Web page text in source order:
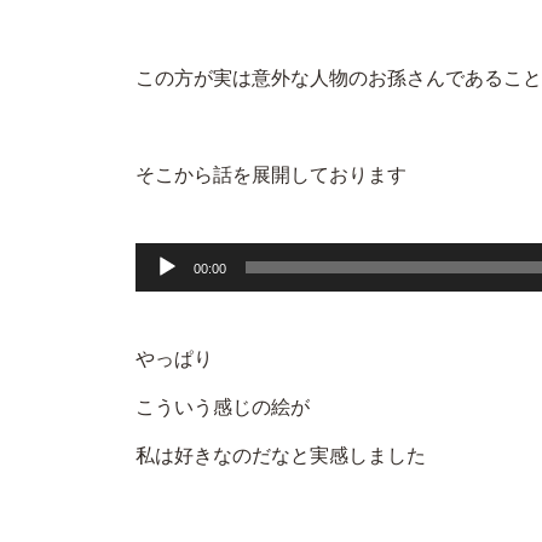
この方が実は意外な人物のお孫さんであるこ
そこから話を展開しております
ー
ヤ
00:00
やっぱり
こういう感じの絵が
私は好きなのだなと実感しました